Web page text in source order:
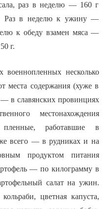
раз в неделю — 160 г
Раз в неделю к ужину —
к обеду взамен мяса —
г.
военнопленных несколько
места содержания (хуже в
в славянских провинциях
местонахождения
работавшие в
всего — в рудниках и на
продуктом питания
— по килограмму в
салат на ужин.
цветная капуста,